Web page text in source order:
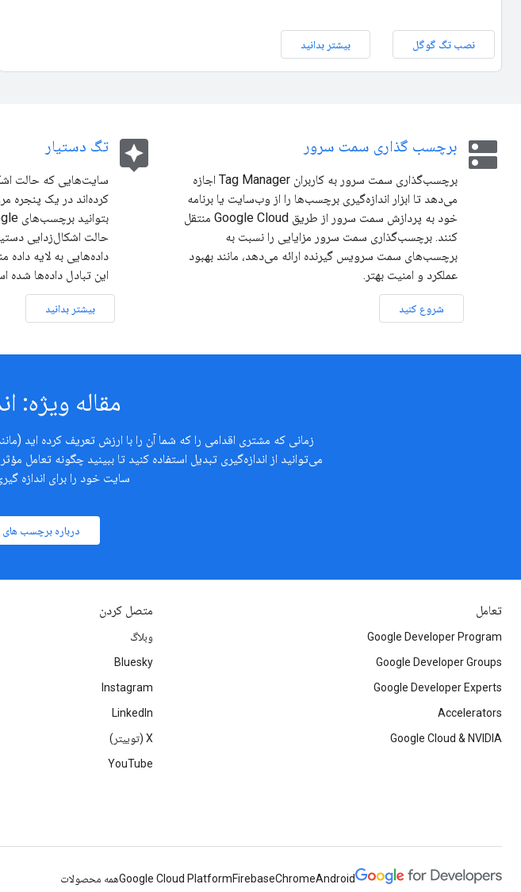
نصب تگ گوگل بیشتر بدانید
dns برچسب گذاری سمت سرور
برچسب‌گذاری سمت سرور به کاربران Tag Manager اجازه
می‌دهد تا ابزار اندازه‌گیری برچسب‌ها را از وب‌سایت یا برنامه
خود به پردازش سمت سرور از طریق Google Cloud منتقل
کنند. برچسب‌گذاری سمت سرور مزایایی را نسبت به
برچسب‌های سمت سرویس گیرنده ارائه می‌دهد، مانند بهبود
عملکرد و امنیت بهتر.
شروع کنید
assistant تگ دستیار
سایت‌هایی که حالت
کرده‌اند در یک پنجره
حالت اشکال‌زدایی
داده‌هایی به لایه
این تبادل داده‌ها شده
بیشتر بدانید
مقاله ویژه:
زمانی که مشتری اقدامی را که شما آن را با ارزش تعریف کرده اید
می‌توانید از اندازه‌گیری تبدیل استفاده کنید تا ببینید چگونه تعامل
سایت خود را برای اندازه
درباره برچسب های
تعامل
Google Developer Program
Google Developer Groups
Google Developer Experts
Accelerators
Google Cloud & NVIDIA
متصل کردن
وبلاگ
Bluesky
Instagram
LinkedIn
‫X (توییتر)
YouTube
Android
Chrome
Firebase
Google Cloud Platformهمه محصولات